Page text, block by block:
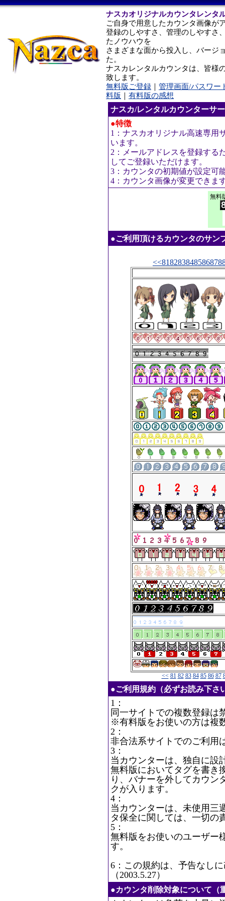
ナスカオリジナルカウンタレンタ
ご自身で用意したカウンタ画像が
登録のしやすさ、管理のしやすさ
たノウハウを
さまざまな面から投入し、バージ
た。
ナスカレンタルカウンタは、皆様
致します。
無料版ご登録 ｜ 管理画面/パスワー
料版 ｜ 有料版の感想
ナスカ/レンタルカウンターサ
●特徴
1：ナスカオリジナル高速専用
います。
2：メールアドレスを登録する
してご登録いただけます。
3：カウンタの初期値が設定可
4：カウンタ画像が変更できま
無料
●ご利用頂けるカウンタのサン
<<81828384858687
<< 81 82 83 84 85 86 87
●ご利用規約（必ずお読み下さ
1：
同一サイトでの複数登録は
※有料版をお使いの方は複
2：
非合法系サイトでのご利用
3：
当カウンターは、独自に設
無料版においてタグを書き
り、バナーを外してカウン
クが入ります。
4：
当カウンターは、未使用三
タ保全に関しては、一切の
5：
無料版をお使いのユーザー
す。
6：この規約は、予告なし
（2003.5.27）
●カウンタ削除対象について（